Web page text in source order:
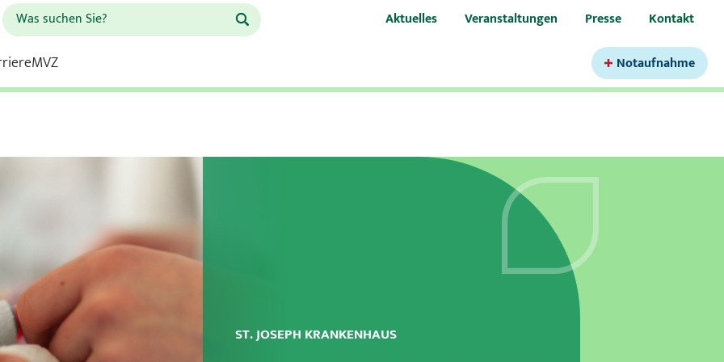
Aktuelles Veranstaltungen Presse Kontakt
MVZ Notaufnahme
Kinderchirurgie und Kinderurologie
Franziskus Krankenhaus
Schule für Gesundheitsberufe
ST. JOSEPH KRANKENHAUS